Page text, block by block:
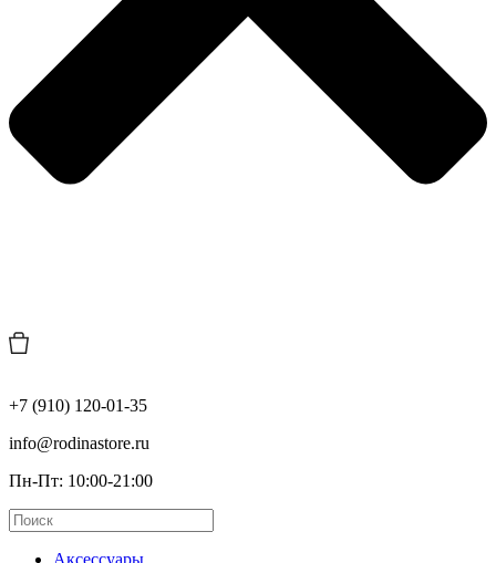
+7 (910) 120-01-35
info@rodinastore.ru
Пн-Пт: 10:00-21:00